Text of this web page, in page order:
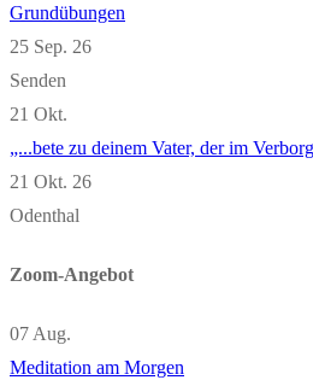
Grundübungen
25 Sep. 26
Senden
21 Okt.
„...bete zu deinem Vater, der im
21 Okt. 26
Odenthal
Zoom-Angebot
07 Aug.
Meditation am Morgen